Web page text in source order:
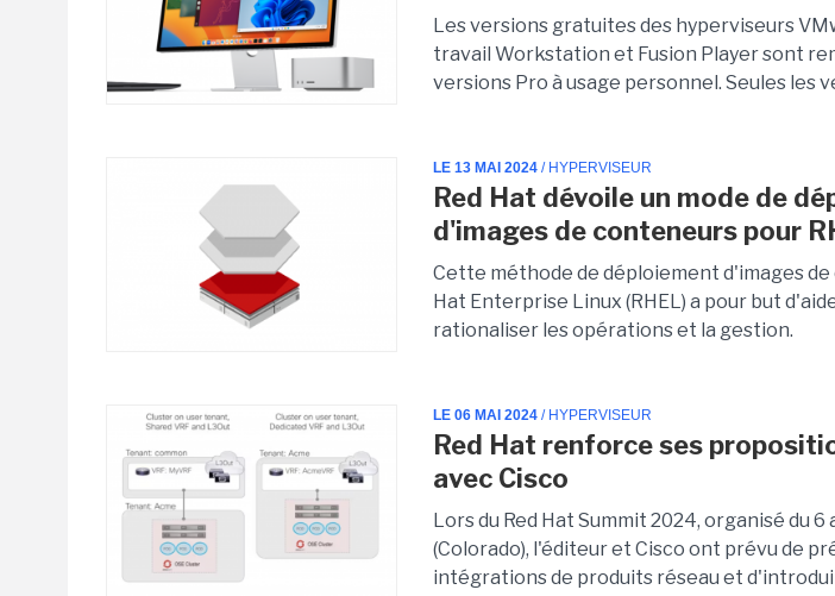
Les versions gratuites des hyperviseurs
travail Workstation et Fusion Player sont
versions Pro à usage personnel. Seules les
LE 13 MAI 2024 / HYPERVISEUR
Red Hat dévoile un mode de
d'images de conteneurs pour
Cette méthode de déploiement d'images
Hat Enterprise Linux (RHEL) a pour but
rationaliser les opérations et la gestion.
LE 06 MAI 2024 / HYPERVISEUR
Red Hat renforce ses
avec Cisco
Lors du Red Hat Summit 2024, organisé du 6
(Colorado), l'éditeur et Cisco ont prévu de
intégrations de produits réseau et